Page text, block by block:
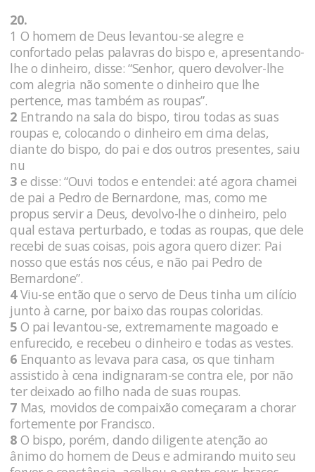
20.
1 O homem de Deus levantou-se alegre e
confortado pelas palavras do bispo e, apresentando-
lhe o dinheiro, disse: “Senhor, quero devolver-lhe
com alegria não somente o dinheiro que lhe
pertence, mas também as roupas”.
2 Entrando na sala do bispo, tirou todas as suas
roupas e, colocando o dinheiro em cima delas,
diante do bispo, do pai e dos outros presentes, saiu
nu
3 e disse: “Ouvi todos e entendei: até agora chamei
de pai a Pedro de Bernardone, mas, como me
propus servir a Deus, devolvo-lhe o dinheiro, pelo
qual estava perturbado, e todas as roupas, que dele
recebi de suas coisas, pois agora quero dizer: Pai
nosso que estás nos céus, e não pai Pedro de
Bernardone”.
4Viu-se então que o servo de Deus tinha um cilício
junto à carne, por baixo das roupas coloridas.
5 O pai levantou-se, extremamente magoado e
enfurecido, e recebeu o dinheiro e todas as vestes.
6 Enquanto as levava para casa, os que tinham
assistido à cena indignaram-se contra ele, por não
ter deixado ao filho nada de suas roupas.
7 Mas, movidos de compaixão começaram a chorar
fortemente por Francisco.
8 O bispo, porém, dando diligente atenção ao
ânimo do homem de Deus e admirando muito seu